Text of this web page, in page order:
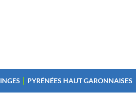
PYRÉNÉES HAUT GARONNAISES